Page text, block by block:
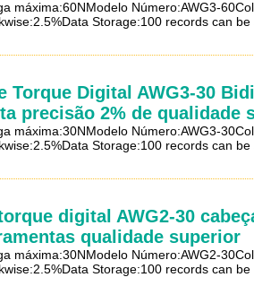
máxima:60NModelo Número:AWG3-
Storage:100 records can be
Torque Digital AWG3-30
precisão 2% de qualidade
máxima:30NModelo Número:AWG3-
Storage:100 records can be
digital AWG2-30
qualidade superior
máxima:30NModelo Número:AWG2-
Storage:100 records can be